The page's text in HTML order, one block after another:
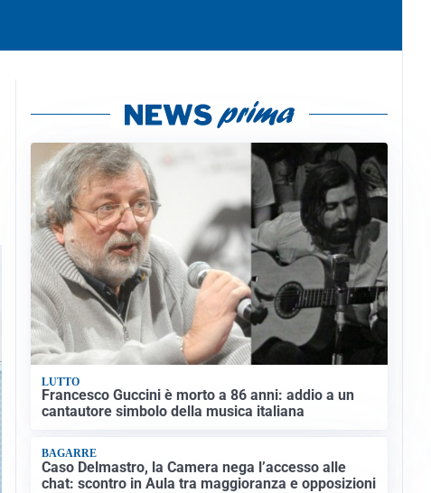
LUTTO
Francesco Guccini è morto a 86 anni: addio a un
cantautore simbolo della musica italiana
BAGARRE
Caso Delmastro, la Camera nega l’accesso alle
chat: scontro in Aula tra maggioranza e opposizioni